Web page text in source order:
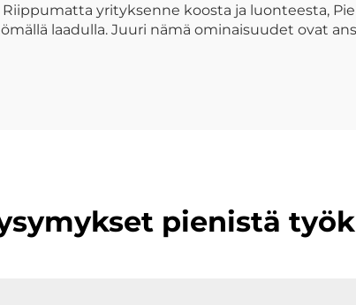
yrityksenne koosta ja luonteesta,
laadulla. Juuri nämä ominaisuudet ovat
pienistä